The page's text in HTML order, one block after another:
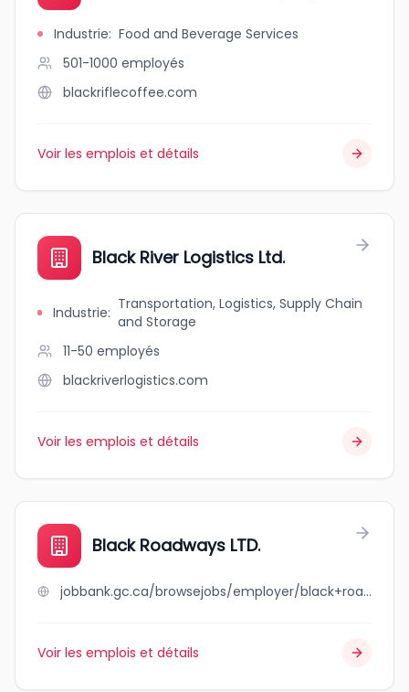
Industrie: Food and Beverage Services
501-1000 employés
blackriflecoffee.com
Voir les emplois et détails
Black River Logistics Ltd.
Industrie: Transportation, Logistics, Supply Chain
and Storage
11-50 employés
blackriverlogistics.com
Voir les emplois et détails
Black Roadways LTD.
jobbank.gc.ca/browsejobs/employer/black+roadways+ltd./ca
Voir les emplois et détails